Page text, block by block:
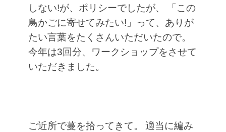
しない!が、ポリシーでしたが、
「この
鳥かごに寄せてみたい!」って、ありが
たい言葉をたくさんいただいたので。
今年は3回分、ワークショップをさせて
いただきました。
ご近所で蔓を拾ってきて。
適当に編み